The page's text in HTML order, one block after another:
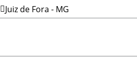
Juiz de Fora - MG